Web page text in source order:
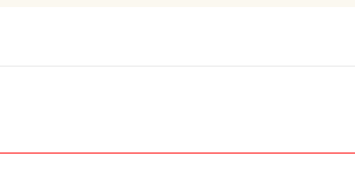
お見積商品です。金額・施工日はお打ち合わせの上、決